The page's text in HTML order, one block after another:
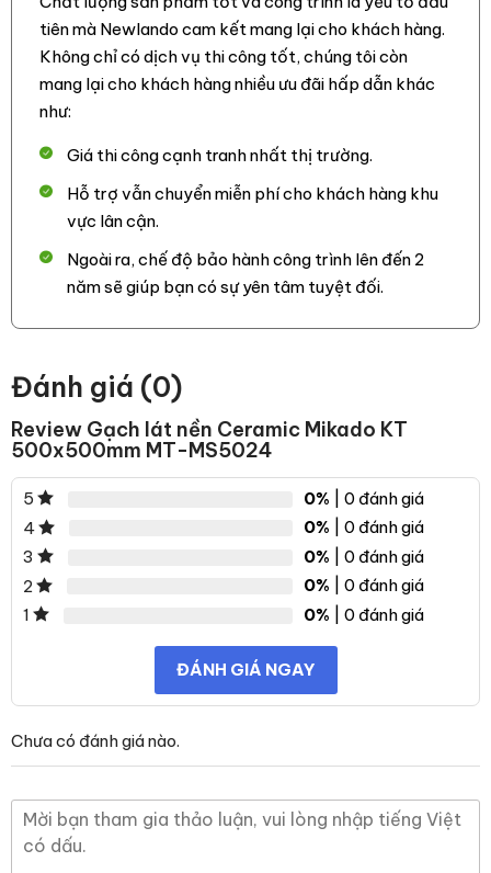
tiên mà Newlando cam kết mang lại cho khách hàng.
Không chỉ có dịch vụ thi công tốt, chúng tôi còn
mang lại cho khách hàng nhiều ưu đãi hấp dẫn khác
như:
Giá thi công cạnh tranh nhất thị trường.
Hỗ trợ vẫn chuyển miễn phí cho khách hàng khu
vực lân cận.
Ngoài ra, chế độ bảo hành công trình lên đến 2
năm sẽ giúp bạn có sự yên tâm tuyệt đối.
Đánh giá (0)
Review Gạch lát nền Ceramic Mikado KT
500x500mm MT-MS5024
5 0% | 0 đánh giá
4
0% | 0 đánh giá
3
0% | 0 đánh giá
2
0% | 0 đánh giá
1
0% | 0 đánh giá
ĐÁNH GIÁ NGAY
Chưa có đánh giá nào.